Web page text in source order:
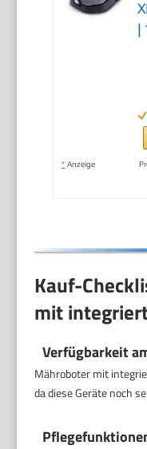
* Anzeige
Kauf-
mit
Verfügbarkeit
Mähroboter mit
da diese Geräte noch